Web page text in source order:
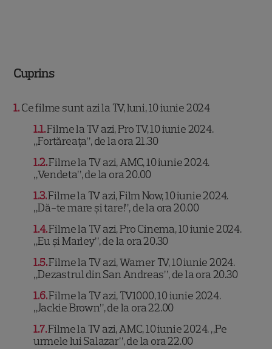
Cuprins
1 Ce filme sunt azi la TV, luni, 10 iunie 2024
1.1Filme la TV azi, Pro TV, 10 iunie 2024.
„Fortăreața”, de la ora 21.30
1.2Filme la TV azi, AMC, 10 iunie 2024.
„Vendeta”, de la ora 20.00
1.3Filme la TV azi, Film Now, 10 iunie 2024.
„Dă-te mare și tare!”, de la ora 20.00
1.4Filme la TV azi, Pro Cinema, 10 iunie 2024.
„Eu și Marley”, de la ora 20.30
1.5Filme la TV azi, Warner TV, 10 iunie 2024.
„Dezastrul din San Andreas”, de la ora 20.30
1.6Filme la TV azi, TV1000, 10 iunie 2024.
„Jackie Brown”, de la ora 22.00
1.7Filme la TV azi, AMC, 10 iunie 2024. „Pe
urmele lui Salazar”, de la ora 22.00